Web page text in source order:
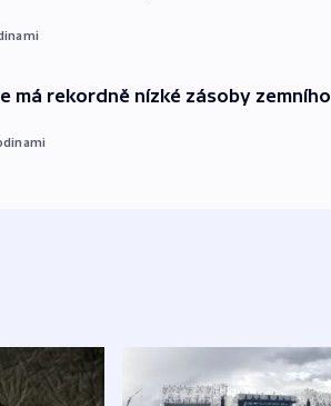
má rekordně nízké zásoby zemního